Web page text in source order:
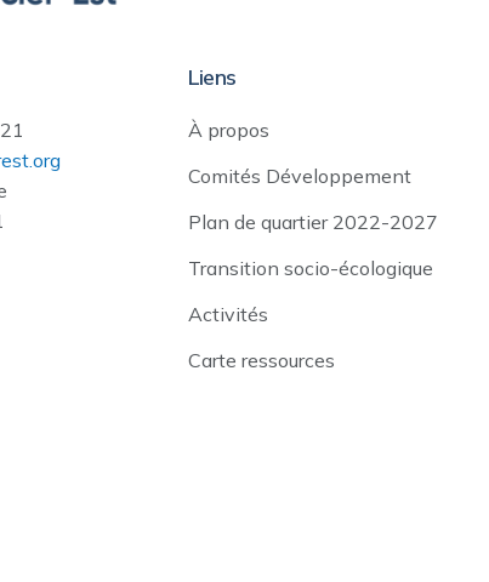
Liens
À propos
Comités Développement
Plan de quartier 2022-2027
Transition socio-écologique
Activités
Carte ressources